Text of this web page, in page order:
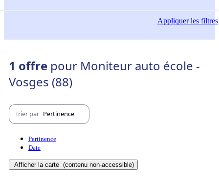
Appliquerles filtres
1 offre pour Moniteur auto école -
Vosges (88)
Trier par Pertinence
Pertinence
Date
Afficher la carte (contenu non-accessible)